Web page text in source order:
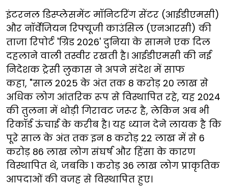
इंटरनल डिस्प्लेसमेंट मॉनिटरिंग सेंटर (आईडीएमसी)
और नॉर्वेजियन रिफ्यूजी काउंसिल (एनआरसी) की
ताजा रिपोर्ट 'ग्रिड 2026' दुनिया के सामने एक दिल
दहलाने वाली तस्वीर रखती है। आईडीएमसी की नई
निदेशक ट्रेसी लुकास ने अपने संदेश में साफ
कहा, "साल 2025 के अंत तक 8 करोड़ 20 लाख से
अधिक लोग आंतरिक रूप से विस्थापित रहे, यह 2024
की तुलना में थोड़ी गिरावट जरूर है, लेकिन अब भी
रिकॉर्ड ऊंचाई के करीब है। यह ध्यान देने लायक है कि
पूरे साल के अंत तक इन 8 करोड़ 22 लाख में से 6
करोड़ 86 लाख लोग संघर्ष और हिंसा के कारण
विस्थापित थे, जबकि 1 करोड़ 36 लाख लोग प्राकृतिक
आपदाओं की वजह से विस्थापित हुए।